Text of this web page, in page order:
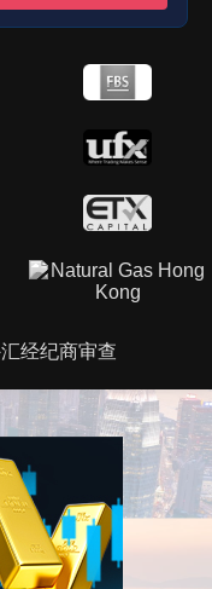
经纪商审查